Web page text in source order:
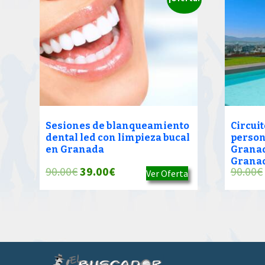
Sesiones de blanqueamiento
dental led con limpieza bucal
en Granada
90.00€El
90.00€.
39.00€El
39.00€.
Ver Oferta 90.00€